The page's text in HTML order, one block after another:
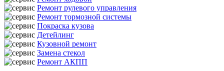
Ремонт рулевого управления
Ремонт тормозной системы
Покраска кузова
Детейлинг
Кузовной ремонт
Замена стекол
Ремонт АКПП